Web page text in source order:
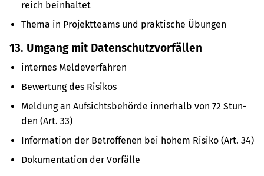
reich beinhal­tet
Thema in Pro­jekt­teams und prak­ti­sche Übun­gen
13. Umgang mit Daten­schutz­vor­fäl­len
inter­nes Mel­de­ver­fah­ren
Bewer­tung des Risi­kos
Mel­dung an Auf­sichts­be­hörde inner­halb von 72 Stun­
den (Art. 33)
Infor­ma­tion der Betrof­fe­nen bei hohem Risiko (Art. 34)
Doku­men­ta­tion der Vor­fälle